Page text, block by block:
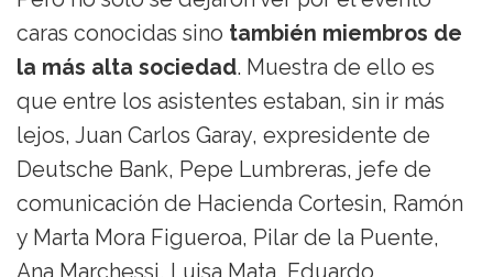
caras conocidas sino también miembros de
la más alta sociedad. Muestra de ello es
que entre los asistentes estaban, sin ir más
lejos, Juan Carlos Garay, expresidente de
Deutsche Bank, Pepe Lumbreras, jefe de
comunicación de Hacienda Cortesin, Ramón
y Marta Mora Figueroa, Pilar de la Puente,
Ana Marchessi, Luisa Mata, Eduardo